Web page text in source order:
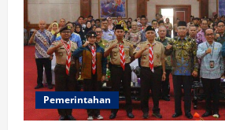
Pemerintahan